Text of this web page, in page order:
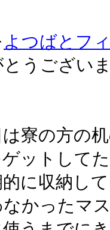
よつばとフ
うござい
寮の方の
ットして
に収納し
かったマ